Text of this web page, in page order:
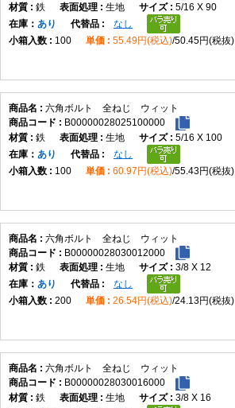
鉄
生地
5/16 X 90
在庫
あり
なし
100
55.49円(税込) 50.45円(税抜)
六角ボルト 全ねじ ウィット
B00000028025100000
鉄
生地
5/16 X 100
在庫
あり
なし
100
60.97円(税込) 55.43円(税抜)
六角ボルト 全ねじ ウィット
B00000028030012000
鉄
生地
3/8 X 12
在庫
あり
なし
200
26.54円(税込) 24.13円(税抜)
六角ボルト 全ねじ ウィット
B00000028030016000
鉄
生地
3/8 X 16